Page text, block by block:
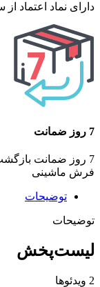
دارای نماد اعتماد
7 روز ضمانت
7 روز ضمانت
فرش ماشینی
توضیحات
توضیحات
لیست‌پخش
2 ویدئوها